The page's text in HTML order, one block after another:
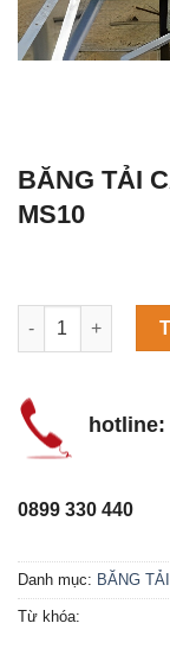
BĂNG TẢI
MS10
Máy làm đá viên
hotline:
0899 330 440
Danh mục: BĂNG
Từ khóa: